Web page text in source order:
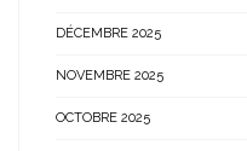
DÉCEMBRE 2025
NOVEMBRE 2025
OCTOBRE 2025